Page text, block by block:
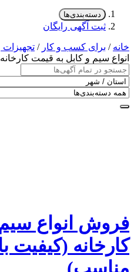
دسته‌بندی‌ها
ثبت آگهی رایگان
خانه/ برای کسب و کار / تجهیزات
انواع سیم و کابل به قیمت
فروش انواع
کارخانه (کیفیت